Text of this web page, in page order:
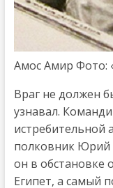
Амос Амир Фото:
Враг не должен
узнавал.
истребительной
полковник Юрий
он в обстановке
Египет, а самый